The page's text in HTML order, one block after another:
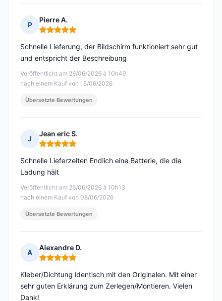
P
Pierre A.
Hinweis: 5 von 5
Veröffentlicht am 26/06/2026 à 10h49
nach einem Kauf von 15/06/2026
Schnelle Lieferung, der Bildschirm funktioniert sehr gut
und entspricht der Beschreibung
Übersetzte Bewertungen
J
Jean eric S.
Hinweis: 5 von 5
Veröffentlicht am 26/06/2026 à 10h13
nach einem Kauf von 08/06/2026
Schnelle Lieferzeiten Endlich eine Batterie, die die
Ladung hält
Übersetzte Bewertungen
A
Alexandre D.
Hinweis: 5 von 5
Kleber/Dichtung identisch mit den Originalen. Mit einer
sehr guten Erklärung zum Zerlegen/Montieren. Vielen
Dank!